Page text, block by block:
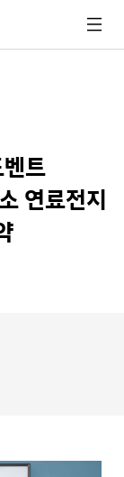
트
연료전지